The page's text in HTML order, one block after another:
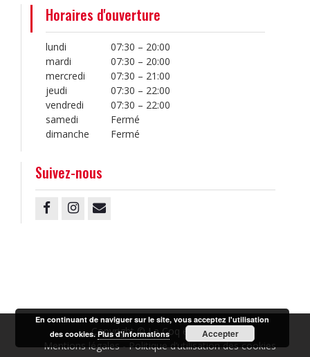
Horaires d'ouverture
lundi
07:30 – 20:00
mardi
07:30 – 20:00
mercredi
07:30 – 21:00
jeudi
07:30 – 22:00
vendredi
07:30 – 22:00
samedi
Fermé
dimanche
Fermé
Suivez-nous
Copyright © Le Coq en Pâte.
Mentions légales
Politique d’utilisation des cookies
En continuant de naviguer sur le site, vous acceptez l'utilisation
des cookies.Plus d'informations Accepter